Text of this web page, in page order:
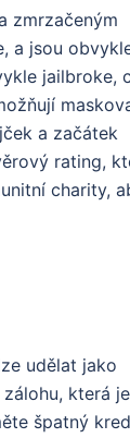
zmrzačeným
a jsou
jailbroke,
a začátek
rating,
charity,
udělat jako
která je
špatný